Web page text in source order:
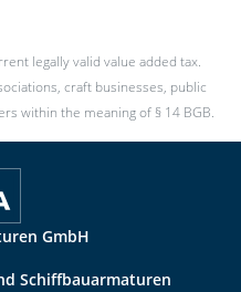
legally valid value added tax.
craft businesses, public
within the meaning of § 14 BGB.
GmbH
Schiffbauarmaturen